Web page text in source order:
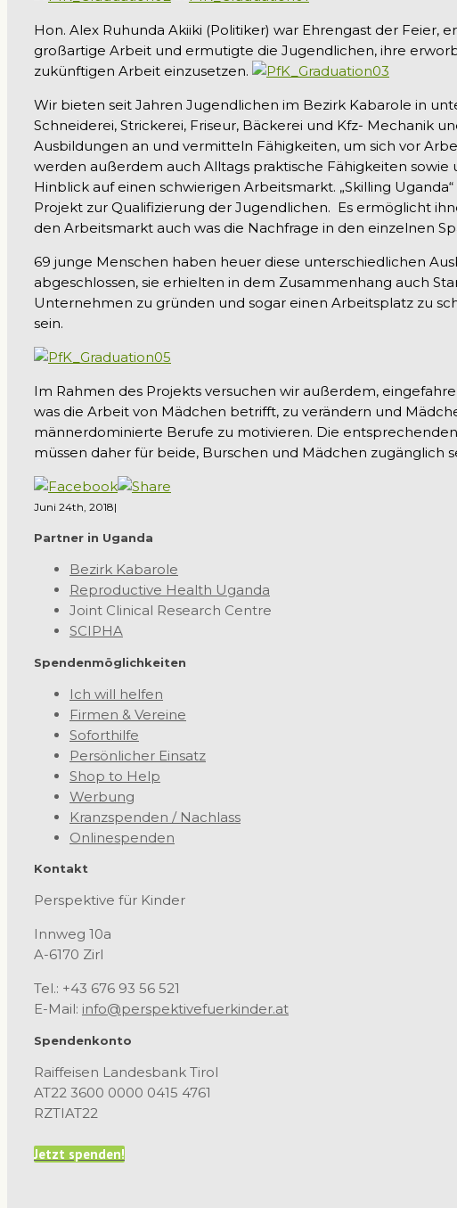
Hon. Alex Ruhunda Akiiki (Politiker) war Ehrengast der Feier,
großartige Arbeit und ermutigte die Jugendlichen, ihre
zukünftigen Arbeit einzusetzen.
Wir bieten seit Jahren Jugendlichen im Bezirk Kabarole in
Schneiderei, Strickerei, Friseur, Bäckerei und Kfz- Mechanik
Ausbildungen an und vermitteln Fähigkeiten, um sich vor
werden außerdem auch Alltags praktische Fähigkeiten
Hinblick auf einen schwierigen Arbeitsmarkt. „Skilling
Projekt zur Qualifizierung der Jugendlichen. Es ermöglicht
den Arbeitsmarkt auch was die Nachfrage in den einzelnen
69 junge Menschen haben heuer diese unterschiedlichen
abgeschlossen, sie erhielten in dem Zusammenhang auch
Unternehmen zu gründen und sogar einen Arbeitsplatz zu
sein.
Im Rahmen des Projekts versuchen wir außerdem,
was die Arbeit von Mädchen betrifft, zu verändern und
männerdominierte Berufe zu motivieren. Die
müssen daher für beide, Burschen und Mädchen zugänglich
Juni 24th, 2018|
Partner in Uganda
Bezirk Kabarole
Reproductive Health Uganda
Joint Clinical Research Centre
SCIPHA
Spendenmöglichkeiten
Ich will helfen
Firmen & Vereine
Soforthilfe
Persönlicher Einsatz
Shop to Help
Werbung
Kranzspenden / Nachlass
Onlinespenden
Kontakt
Perspektive für Kinder
Innweg 10a
A-6170 Zirl
Tel.: +43 676 93 56 521
E-Mail: info@perspektivefuerkinder.at
Spendenkonto
Raiffeisen Landesbank Tirol
AT22 3600 0000 0415 4761
RZTIAT22
Jetzt spenden!